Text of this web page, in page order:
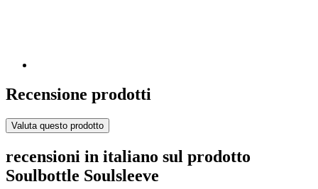
Recensione prodotti
Valuta questo prodotto
recensioni in italiano sul prodotto
Soulbottle Soulsleeve